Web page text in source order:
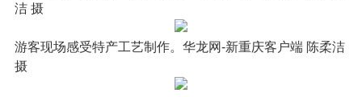
洁 摄
游客现场感受特产工艺制作。华龙网-新重庆客户端 陈柔洁
摄